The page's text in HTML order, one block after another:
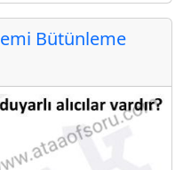
Bütünleme